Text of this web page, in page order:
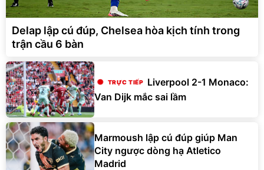
Delap lập cú đúp, Chelsea hòa kịch tính trong
trận cầu 6 bàn
Liverpool 2-1 Monaco:
Van Dijk mắc sai lầm
Marmoush lập cú đúp giúp Man
City ngược dòng hạ Atletico
Madrid